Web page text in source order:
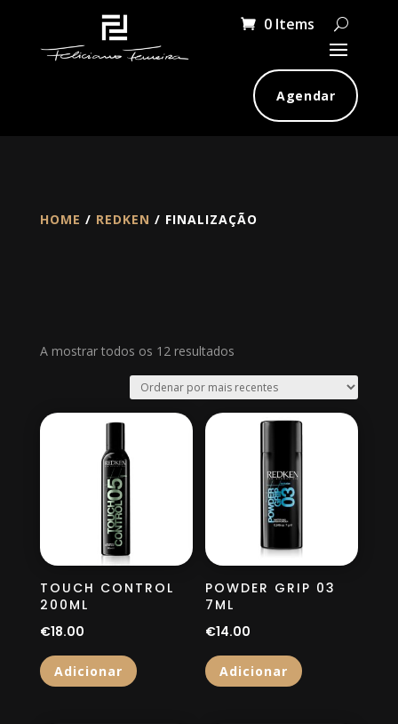
0 Items
Agendar
HOME / REDKEN / FINALIZAÇÃO
A mostrar todos os 12 resultadosOrdenado
por
mais
recentes
TOUCH CONTROL
200ML
€18.00
Adicionar
POWDER GRIP 03
7ML
€14.00
Adicionar